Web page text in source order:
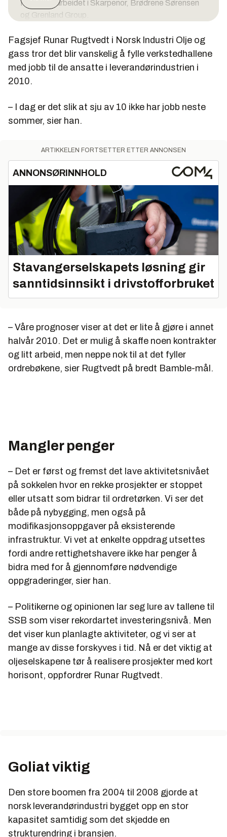
Har siden arbeidet i Skarpenor, Brødrene Sørensen
og Grenland Group.
Fagsjef Runar Rugtvedt i Norsk Industri Olje og
gass tror det blir vanskelig å fylle verkstedhallene
med jobb til de ansatte i leverandørindustrien i
2010.
– I dag er det slik at sju av 10 ikke har jobb neste
sommer, sier han.
ARTIKKELEN FORTSETTER ETTER ANNONSEN
ANNONSØRINNHOLD
Stavangerselskapets løsning gir
sanntidsinnsikt i drivstofforbruket
– Våre prognoser viser at det er lite å gjøre i annet
halvår 2010. Det er mulig å skaffe noen kontrakter
og litt arbeid, men neppe nok til at det fyller
ordrebøkene, sier Rugtvedt på bredt Bamble-mål.
Mangler penger
– Det er først og fremst det lave aktivitetsnivået
på sokkelen hvor en rekke prosjekter er stoppet
eller utsatt som bidrar til ordretørken. Vi ser det
både på nybygging, men også på
modifikasjonsoppgaver på eksisterende
infrastruktur. Vi vet at enkelte oppdrag utsettes
fordi andre rettighetshavere ikke har penger å
bidra med for å gjennomføre nødvendige
oppgraderinger, sier han.
– Politikerne og opinionen lar seg lure av tallene til
SSB som viser rekordartet investeringsnivå. Men
det viser kun planlagte aktiviteter, og vi ser at
mange av disse forskyves i tid. Nå er det viktig at
oljeselskapene tør å realisere prosjekter med kort
horisont, oppfordrer Runar Rugtvedt.
Goliat viktig
Den store boomen fra 2004 til 2008 gjorde at
norsk leverandørindustri bygget opp en stor
kapasitet samtidig som det skjedde en
strukturendring i bransjen.